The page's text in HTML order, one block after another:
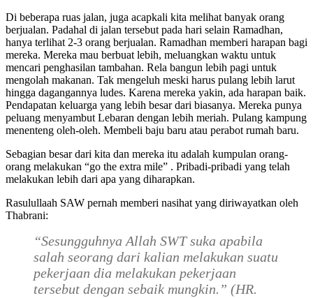
Di beberapa ruas jalan, juga acapkali kita melihat banyak orang
berjualan. Padahal di jalan tersebut pada hari selain Ramadhan,
hanya terlihat 2-3 orang berjualan. Ramadhan memberi harapan bagi
mereka. Mereka mau berbuat lebih, meluangkan waktu untuk
mencari penghasilan tambahan. Rela bangun lebih pagi untuk
mengolah makanan. Tak mengeluh meski harus pulang lebih larut
hingga dagangannya ludes. Karena mereka yakin, ada harapan baik.
Pendapatan keluarga yang lebih besar dari biasanya. Mereka punya
peluang menyambut Lebaran dengan lebih meriah. Pulang kampung
menenteng oleh-oleh. Membeli baju baru atau perabot rumah baru.
Sebagian besar dari kita dan mereka itu adalah kumpulan orang-
orang melakukan “go the extra mile” . Pribadi-pribadi yang telah
melakukan lebih dari apa yang diharapkan.
Rasulullaah SAW pernah memberi nasihat yang diriwayatkan oleh
Thabrani:
“Sesungguhnya Allah SWT suka apabila
salah seorang dari kalian melakukan suatu
pekerjaan dia melakukan pekerjaan
tersebut dengan sebaik mungkin.” (HR.